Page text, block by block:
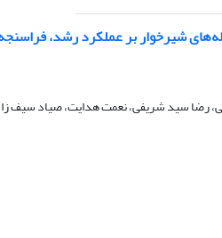
شیرخوار بر عملکرد رشد،
رضا سید شریفی، نعمت هدایت، صیاد سیف